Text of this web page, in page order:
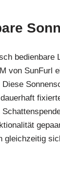
von SunFurl
gleichzeitig